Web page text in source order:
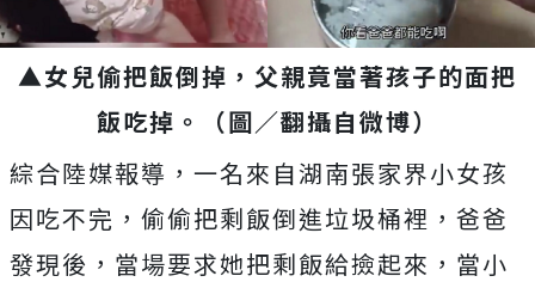
▲女兒偷把飯倒掉，父親竟當著孩子的面把
飯吃掉。（圖／翻攝自微博）
綜合陸媒報導，一名來自湖南張家界小女孩
因吃不完，偷偷把剩飯倒進垃圾桶裡，爸爸
發現後，當場要求她把剩飯給撿起來，當小